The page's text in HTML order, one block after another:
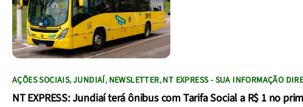
AÇÕES SOCIAIS,JUNDIAÍ, NEWSLETTER,NT EXPRESS - SUA INFORMAÇÃO
NT EXPRESS: Jundiaí terá ônibus com Tarifa Social a R$ 1 no